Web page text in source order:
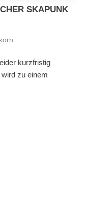
SKAPUNK
kurzfristig
zu einem